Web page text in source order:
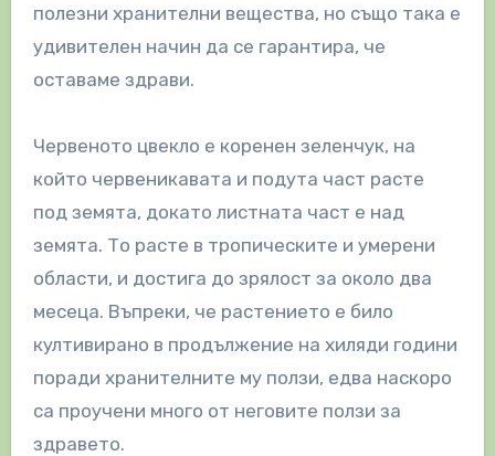
полезни хранителни вещества, но също така е
удивителен начин да се гарантира, че
оставаме здрави.
Червеното цвекло е коренен зеленчук, на
който червеникавата и подута част расте
под земята, докато листната част е над
земята. То расте в тропическите и умерени
области, и достига до зрялост за около два
месеца. Въпреки, че растението е било
култивирано в продължение на хиляди години
поради хранителните му ползи, едва наскоро
са проучени много от неговите ползи за
здравето.